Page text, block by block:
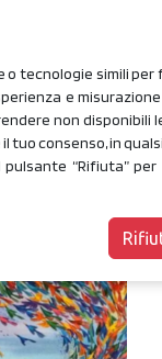
tecnologie simili per
e
non disponibili
consenso, in
“Rifiuta”